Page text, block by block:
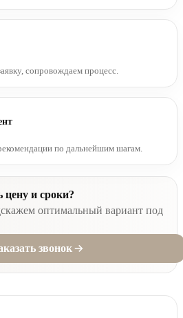
сопровождаем процесс.
по дальнейшим шагам.
и сроки?
оптимальный вариант под
звонок